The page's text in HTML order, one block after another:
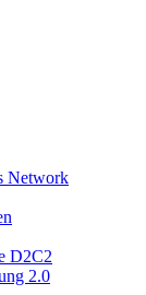
Network
D2C2
2.0